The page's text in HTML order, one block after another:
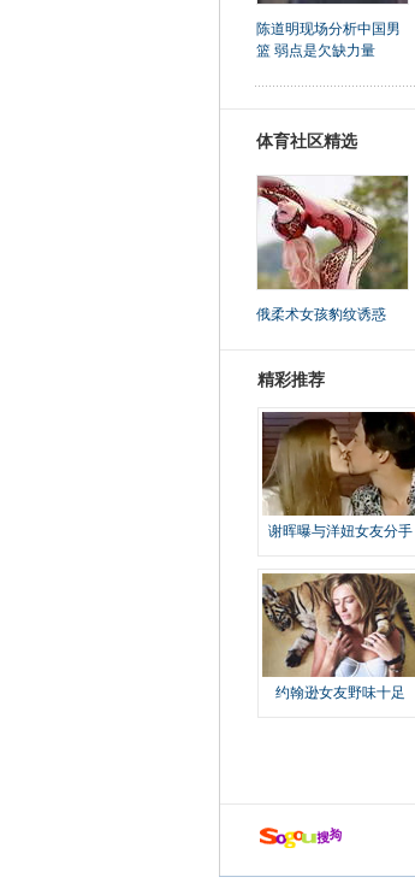
陈道明现场分析中国男
篮 弱点是欠缺力量
体育社区精选
俄柔术女孩豹纹诱惑
精彩推荐
谢晖曝与洋妞女友分手
约翰逊女友野味十足